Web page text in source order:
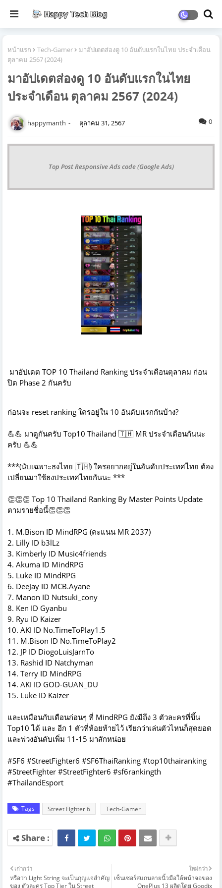
หน้าแรก Tech-Gamer
มาอัปเดตส่องดู 10 อันดับแรกในไทย ประจำเดือน
ตุลาคม 2567 (2024)
มาอัปเดตส่องดู 10 อันดับแรกในไทย
ประจำเดือน ตุลาคม 2567 (2024)
happymanth ตุลาคม 31, 2567 0
Top Post Responsive Ads code (Google Ads)
มาอัปเดต TOP 10 Thailand Ranking ประจำเดือนตุลาคม ก่อน
ปิด Phase 2 กันครับ
ก่อนจะ reset ranking ใครอยู่ใน 10 อันดับแรกกันบ้าง?
💪💪 มาดูกันครับ Top10 Thailand 🇹🇭 MR ประจำเดือนกันนะ
ครับ 💪💪
***(นับเฉพาะธงไทย 🇹🇭) ใครอยากอยู่ในอันดับประเทศไทย ต้อง
เปลี่ยนมาใช้ธงประเทศไทยกันนะ ***
👏👏👏 Top 10 Thailand Ranking By Master Points Update
ตามรายชื่อนี้👏👏👏
1. M.Bison ID MindRPG (คะแนน MR 2037)
2. Lilly ID b3lLz
3. Kimberly ID Music4friends
4. Akuma ID MindRPG
5. Luke ID MindRPG
6. DeeJay ID MCB.Ayane
7. Manon ID Nutsuki_cony
8. Ken ID Gyanbu
9. Ryu ID Kaizer
10. AKI ID No.TimeToPlay1.5
11. M.Bison ID No.TimeToPlay2
12. JP ID DiogoLuisJarnTo
13. Rashid ID Natchyman
14. Terry ID MindRPG
14. AKI ID GOD-GUAN_DU
15. Luke ID Kaizer
และเหมือนกับเดือนก่อนๆ ที่ MindRPG ยังมีถึง 3 ตัวละครที่ขึ้น
Top10 ได้ และ อีก 1 ตัวที่ห้อยท้ายไว้ เรียกว่าเล่นตัวไหนก็สุดยอด
และพ่วงอันดับเพิ่ม 11-15 มาสักหน่อย
#SF6 #StreetFighter6 #SF6ThaiRanking #top10thairanking
#StreetFighter #StreetFighter6 #sf6rankingth
#ThailandEsport
Tags Street Fighter 6 Tech-Gamer
ใหม่กว่า
เซ็นเซอร์สแกนลายนิ้วมือใต้หน้าจอของ
OnePlus 13 ผลิตโดย Goodix
เก่ากว่า
หรือว่า Light String จะเป็นกุญแจสำคัญ
ของ ตัวละคร Top Tier ใน Street